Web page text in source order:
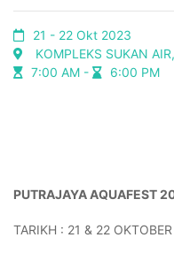
21 - 22 Okt 2023
KOMPLEKS SUKAN
7:00 AM -
6:00 PM
PUTRAJAYA AQUAFEST
TARIKH : 21 & 22